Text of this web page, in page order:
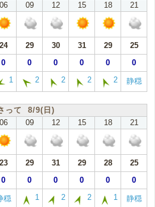
06 09 12 15 18 21
24 29 30 31 29
25
0 0 0 0 0 0
1 2 2 2 2 静穏
って 8/9(日)
06 09 12 15 18 21
23 29 31 29 28
25
0 0 0 0 0 0
穏 1 2 2 1 静穏